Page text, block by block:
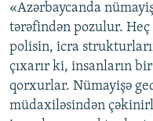
«Azərbaycanda
tərəfindən pozulur.
polisin, icra
çıxarır ki, insanların
qorxurlar. Nümayişə
müdaxiləsindən